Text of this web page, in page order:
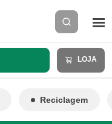
LOJA
Reciclagem